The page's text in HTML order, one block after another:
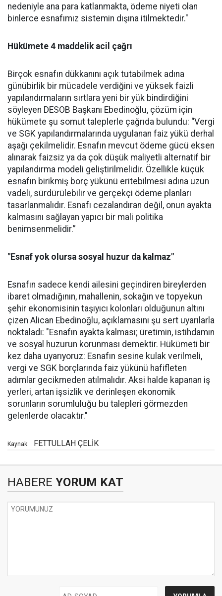
nedeniyle ana para katlanmakta, ödeme niyeti olan
binlerce esnafımız sistemin dışına itilmektedir."
Hükümete 4 maddelik acil çağrı
Birçok esnafın dükkanını açık tutabilmek adına
günübirlik bir mücadele verdiğini ve yüksek faizli
yapılandırmaların sırtlara yeni bir yük bindirdiğini
söyleyen DESOB Başkanı Ebedinoğlu, çözüm için
hükümete şu somut taleplerle çağrıda bulundu: “Vergi
ve SGK yapılandırmalarında uygulanan faiz yükü derhal
aşağı çekilmelidir. Esnafın mevcut ödeme gücü eksen
alınarak faizsiz ya da çok düşük maliyetli alternatif bir
yapılandırma modeli geliştirilmelidir. Özellikle küçük
esnafın birikmiş borç yükünü eritebilmesi adına uzun
vadeli, sürdürülebilir ve gerçekçi ödeme planları
tasarlanmalıdır. Esnafı cezalandıran değil, onun ayakta
kalmasını sağlayan yapıcı bir mali politika
benimsenmelidir.”
"Esnaf yok olursa sosyal huzur da kalmaz"
Esnafın sadece kendi ailesini geçindiren bireylerden
ibaret olmadığının, mahallenin, sokağın ve topyekun
şehir ekonomisinin taşıyıcı kolonları olduğunun altını
çizen Alican Ebedinoğlu, açıklamasını şu sert uyarılarla
noktaladı: "Esnafın ayakta kalması; üretimin, istihdamın
ve sosyal huzurun korunması demektir. Hükümeti bir
kez daha uyarıyoruz: Esnafın sesine kulak verilmeli,
vergi ve SGK borçlarında faiz yükünü hafifleten
adımlar gecikmeden atılmalıdır. Aksi halde kapanan iş
yerleri, artan işsizlik ve derinleşen ekonomik
sorunların sorumluluğu bu talepleri görmezden
gelenlerde olacaktır."
Kaynak: FETTULLAH ÇELİK
HABERE YORUM KAT